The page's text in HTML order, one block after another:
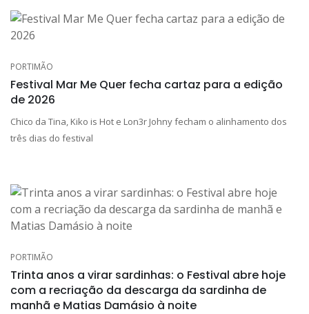
PORTIMÃO
Festival Mar Me Quer fecha cartaz para a edição
de 2026
Chico da Tina, Kiko is Hot e Lon3r Johny fecham o alinhamento dos
três dias do festival
PORTIMÃO
Trinta anos a virar sardinhas: o Festival abre hoje
com a recriação da descarga da sardinha de
manhã e Matias Damásio à noite